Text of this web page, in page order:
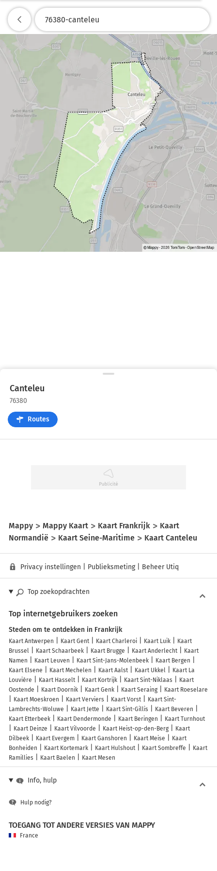
Canteleu
76380
Routes
Mappy Mappy Kaart Kaart Frankrijk
Kaart
Normandië
Kaart Seine-Maritime Kaart Canteleu
Privacy instellingen Publieksmeting| Beheer Utiq
Top zoekopdrachten
Top internetgebruikers zoeken
Steden om te ontdekken in Frankrijk
Kaart Antwerpen Kaart Gent Kaart Charleroi Kaart Luik
Kaart
Brussel
Kaart Schaarbeek Kaart Brugge Kaart Anderlecht
Kaart
Namen
Kaart Leuven Kaart Sint-Jans-Molenbeek
Kaart Bergen
Kaart Elsene
Kaart Mechelen Kaart Aalst Kaart Ukkel
Kaart La
Louvière
Kaart Hasselt Kaart Kortrijk Kaart Sint-Niklaas
Kaart
Oostende
Kaart Doornik Kaart Genk Kaart Seraing
Kaart Roeselare
Kaart Moeskroen
Kaart Verviers Kaart Vorst
Kaart Sint-
Lambrechts-Woluwe
Kaart Jette Kaart Sint-Gillis
Kaart Beveren
Kaart Etterbeek
Kaart Dendermonde Kaart Beringen
Kaart Turnhout
Kaart Deinze
Kaart Vilvoorde Kaart Heist-op-den-Berg
Kaart
Dilbeek
Kaart Evergem Kaart Ganshoren Kaart Meise
Kaart
Bonheiden
Kaart Kortemark Kaart Hulshout Kaart Sombreffe
Kaart
Ramillies
Kaart Baelen Kaart Mesen
Info, hulp
Hulp nodig?
TOEGANG TOT ANDERE VERSIES VAN MAPPY
France